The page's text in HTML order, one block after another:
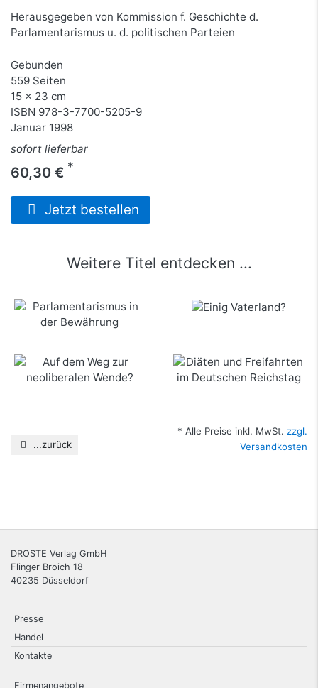
Herausgegeben von Kommission f. Geschichte d.
Parlamentarismus u. d. politischen Parteien
Gebunden
559 Seiten
15 x 23 cm
ISBN 978-3-7700-5205-9
Januar 1998
sofort lieferbar
60,30 € *
Jetzt bestellen
Weitere Titel entdecken ...
Parlamentarismus in
der Bewährung
mehr Infos …
Auf dem Weg zur
mehr Infos …
Diäten und
...zurück
* Alle Preise inkl. MwSt. zzgl.
Versandkosten
DROSTE Verlag GmbH
Flinger Broich 18
40235 Düsseldorf
Presse
Handel
Kontakte
Firmenangebote